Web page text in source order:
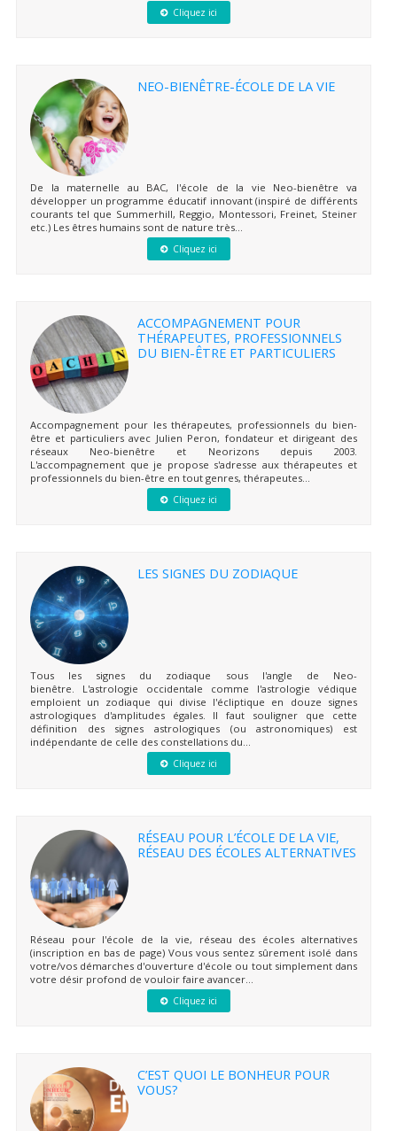
Cliquez ici
NEO-BIENÊTRE-ÉCOLE DE LA VIE
De la maternelle au BAC, l'école de la vie Neo-bienêtre va
développer un programme éducatif innovant (inspiré de différents
courants tel que Summerhill, Reggio, Montessori, Freinet, Steiner
etc.) Les êtres humains sont de nature très...
Cliquez ici
ACCOMPAGNEMENT POUR
THÉRAPEUTES, PROFESSIONNELS
DU BIEN-ÊTRE ET PARTICULIERS
Accompagnement pour les thérapeutes, professionnels du bien-
être et particuliers avec Julien Peron, fondateur et dirigeant des
réseaux Neo-bienêtre et Neorizons depuis 2003.
L'accompagnement que je propose s'adresse aux thérapeutes et
professionnels du bien-être en tout genres, thérapeutes...
Cliquez ici
LES SIGNES DU ZODIAQUE
Tous les signes du zodiaque sous l'angle de Neo-
bienêtre. L'astrologie occidentale comme l'astrologie védique
emploient un zodiaque qui divise l'écliptique en douze signes
astrologiques d'amplitudes égales. Il faut souligner que cette
définition des signes astrologiques (ou astronomiques) est
indépendante de celle des constellations du...
Cliquez ici
RÉSEAU POUR L’ÉCOLE DE LA VIE,
RÉSEAU DES ÉCOLES ALTERNATIVES
Réseau pour l'école de la vie, réseau des écoles alternatives
(inscription en bas de page) Vous vous sentez sûrement isolé dans
votre/vos démarches d'ouverture d'école ou tout simplement dans
votre désir profond de vouloir faire avancer...
Cliquez ici
C’EST QUOI LE BONHEUR POUR
VOUS?